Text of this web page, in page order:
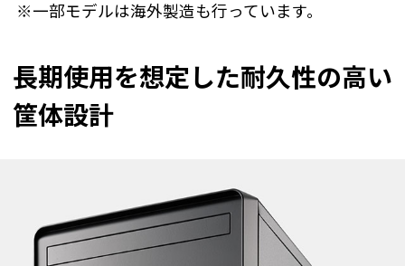
※一部モデルは海外製造も行っています。
長期使用を想定した耐久性の高い
筐体設計